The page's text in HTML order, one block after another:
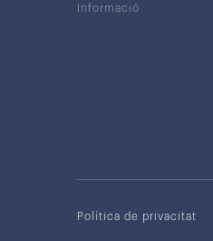
Informació
Política de privacitat